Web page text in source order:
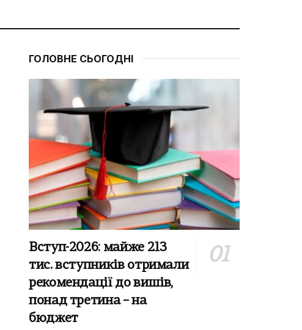
ГОЛОВНЕ СЬОГОДНІ
Вступ-2026: майже 213
тис. вступників отримали
рекомендації до вишів,
понад третина – на
бюджет